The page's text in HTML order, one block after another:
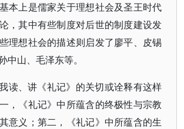
本上是儒家关于理想社会及圣王时代
，其中有些制度对后世的制度建设发
理想社会的描述则启发了廖平、皮锡
中山、毛泽东等。
读、讲《礼记》的关切或诠释有这样
，《礼记》中所蕴含的终极性与宗教
意义；第二，《礼记》中所蕴含的生